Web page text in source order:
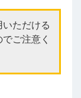
ただける
ご注意く